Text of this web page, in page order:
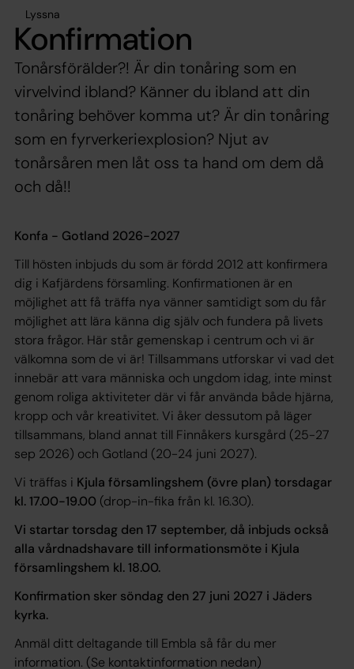
Lyssna
Konfirmation
Tonårsförälder?! Är din tonåring som en
virvelvind ibland? Känner du ibland att din
tonåring behöver komma ut? Är din tonåring
som en fyrverkeriexplosion? Njut av
tonårsåren men låt oss ta hand om dem då
och då!!
Konfa - Gotland 2026-2027
Till hösten inbjuds du som är fördd 2012 att konfirmera
dig i Kafjärdens församling. Konfirmationen är en
möjlighet att få träffa nya vänner samtidigt som du får
möjlighet att lära känna dig själv och fundera på livets
stora frågor. Här står gemenskap i centrum och vi är
välkomna som de vi är! Tillsammans utforskar vi vad det
innebär att vara människa och ungdom idag, inte minst
genom roliga aktiviteter där vi får använda både hjärna,
kropp och vår kreativitet. Vi åker dessutom på läger
tillsammans, bland annat till Finnåkers kursgård (25-27
sep 2026) och Gotland (20-24 juni 2027).
Vi träffas i Kjula församlingshem (övre plan) torsdagar
kl. 17.00-19.00 (drop-in-fika från kl. 16.30).
Vi startar torsdag den 17 september, då inbjuds också
alla vårdnadshavare till informationsmöte i Kjula
församlingshem kl. 18.00.
Konfirmation sker söndag den 27 juni 2027 i Jäders
kyrka.
Anmäl ditt deltagande till Embla så får du mer
information. (Se kontaktinformation nedan)